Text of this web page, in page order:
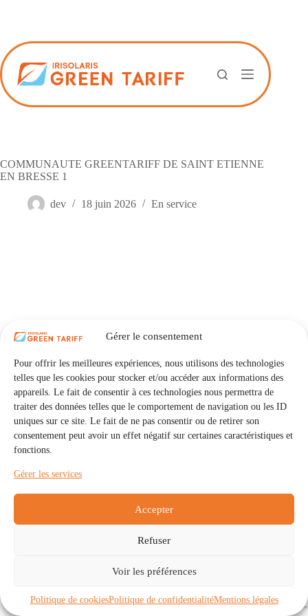
Gérer le consentement
Pour offrir les meilleures expériences, nous utilisons des technologies
telles que les cookies pour stocker et/ou accéder aux informations des
appareils. Le fait de consentir à ces technologies nous permettra de
traiter des données telles que le comportement de navigation ou les ID
uniques sur ce site. Le fait de ne pas consentir ou de retirer son
consentement peut avoir un effet négatif sur certaines caractéristiques et
fonctions.
Gérer les services
Accepter
Refuser
Voir les préférences
Politique de cookiesPolitique de confidentialitéMentions légales
COMMUNAUTE GREENTARIFF DE SAINT ETIENNE
EN BRESSE 1
dev 18 juin 2026 En service
Communautés
À propos
Politique de cookies (UE)